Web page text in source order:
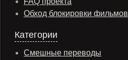
Обход блокировки фильмов
Категории
Смешные переводы